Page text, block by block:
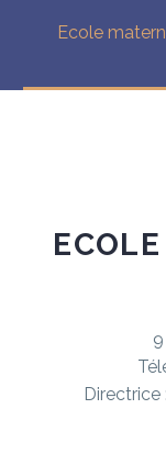
Ecole
ECOLE
Directrice